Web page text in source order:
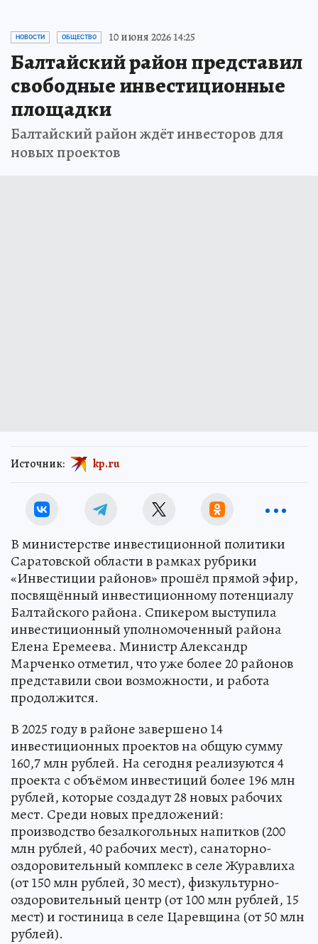
НОВОСТИ ОБЩЕСТВО 10 июня 2026 14:25
Балтайский район представил
свободные инвестиционные
площадки
Балтайский район ждёт инвесторов для
новых проектов
Источник: kp.ru
В министерстве инвестиционной политики
Саратовской области в рамках рубрики
«Инвестиции районов» прошёл прямой эфир,
посвящённый инвестиционному потенциалу
Балтайского района. Спикером выступила
инвестиционный уполномоченный района
Елена Еремеева. Министр Александр
Марченко отметил, что уже более 20 районов
представили свои возможности, и работа
продолжится.
В 2025 году в районе завершено 14
инвестиционных проектов на общую сумму
160,7 млн рублей. На сегодня реализуются 4
проекта с объёмом инвестиций более 196 млн
рублей, которые создадут 28 новых рабочих
мест. Среди новых предложений:
производство безалкогольных напитков (200
млн рублей, 40 рабочих мест), санаторно-
оздоровительный комплекс в селе Журавлиха
(от 150 млн рублей, 30 мест), физкультурно-
оздоровительный центр (от 100 млн рублей, 15
мест) и гостиница в селе Царевщина (от 50 млн
рублей).